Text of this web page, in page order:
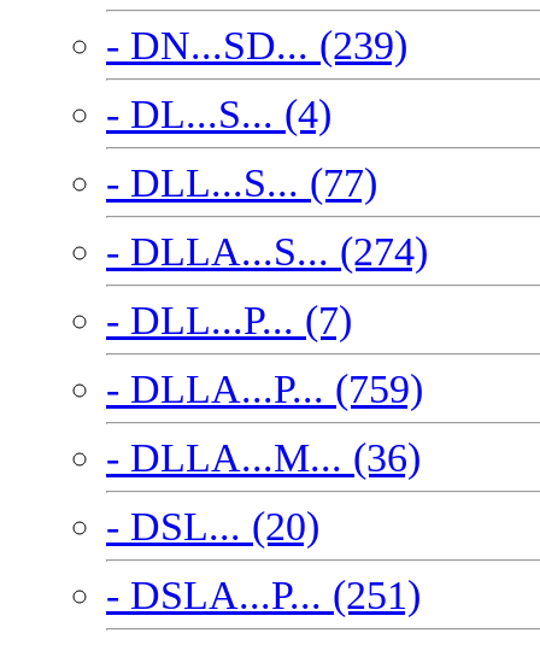
- DN...SD... (239)
- DL...S... (4)
- DLL...S... (77)
- DLLA...S... (274)
- DLL...P... (7)
- DLLA...P... (759)
- DLLA...M... (36)
- DSL... (20)
- DSLA...P... (251)